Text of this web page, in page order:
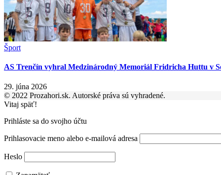
Šport
AS Trenčín vyhral Medzinárodný Memoriál Fridricha Huttu v
29. júna 2026
© 2022 Prozahori.sk. Autorské práva sú vyhradené.
Vitaj späť!
Prihláste sa do svojho účtu
Prihlasovacie meno alebo e-mailová adresa
Heslo